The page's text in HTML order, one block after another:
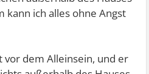
kann ich alles ohne Angst
vor dem Alleinsein, und er